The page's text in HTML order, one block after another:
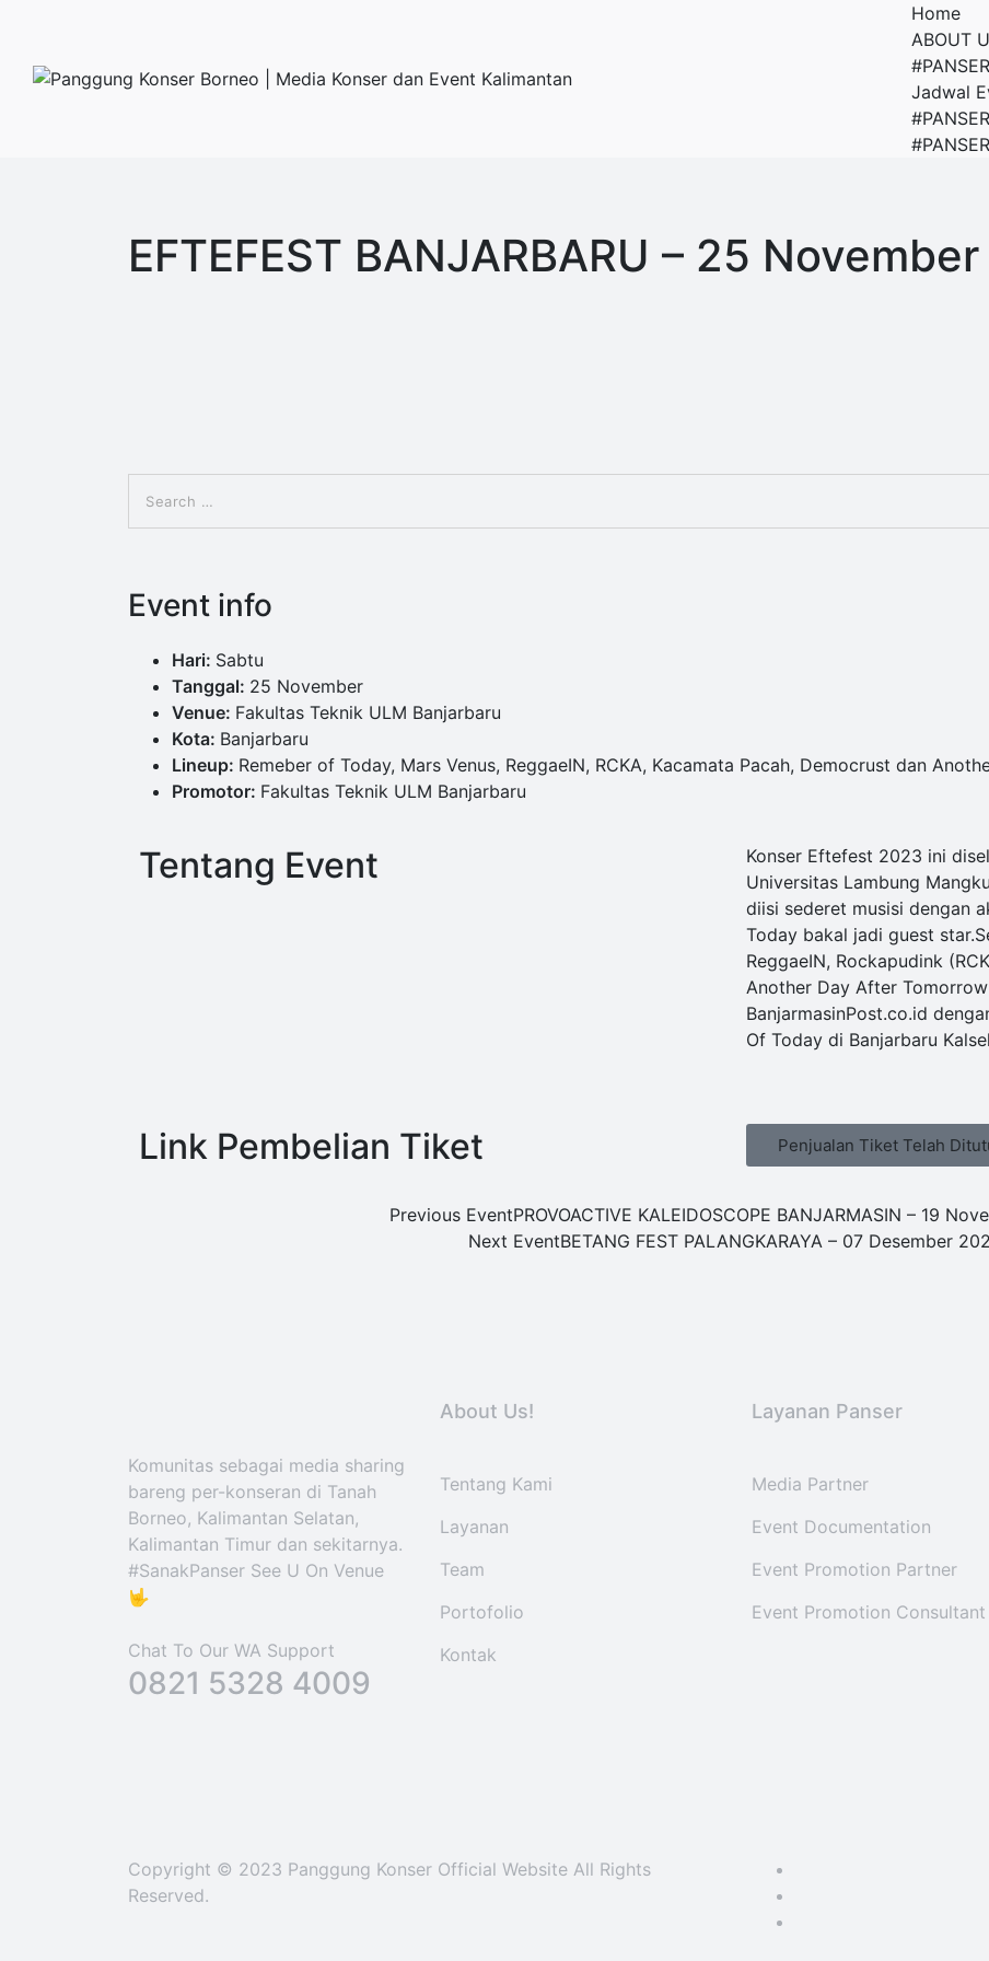
Home
ABOUT
Jadwal
EFTEFEST BANJARBARU – 25
Event info
Hari: Sabtu
Tanggal: 25 November
Venue: Fakultas Teknik ULM Banjarbaru
Kota: Banjarbaru
Lineup: Remeber of Today, Mars Venus, ReggaeIN, RCKA, Kacamata Pacah, Democrust dan
Promotor: Fakultas Teknik ULM Banjarbaru
Tentang Event
Konser Eftefest 2023 ini
Universitas Lambung
diisi sederet musisi dengan
Today bakal jadi guest
ReggaeIN, Rockapudink
Another Day After
BanjarmasinPost.co.id
Of Today di Banjarbaru
Link Pembelian Tiket Penjualan Tiket Telah
Previous EventPROVOACTIVE KALEIDOSCOPE BANJARMASIN – 19
Next EventBETANG FEST PALANGKARAYA – 07 Desember
Komunitas sebagai media sharing
bareng per-konseran di Tanah
Borneo, Kalimantan Selatan,
Kalimantan Timur dan sekitarnya.
#SanakPanser See U On Venue
🤟
Chat To Our WA Support
0821 5328 4009
About Us!
Tentang Kami
Layanan
Team
Portofolio
Kontak
Layanan Panser
Media Partner
Event Documentation
Event Promotion Partner
Event Promotion Consultant
Copyright © 2023 Panggung Konser Official Website All Rights
Reserved.